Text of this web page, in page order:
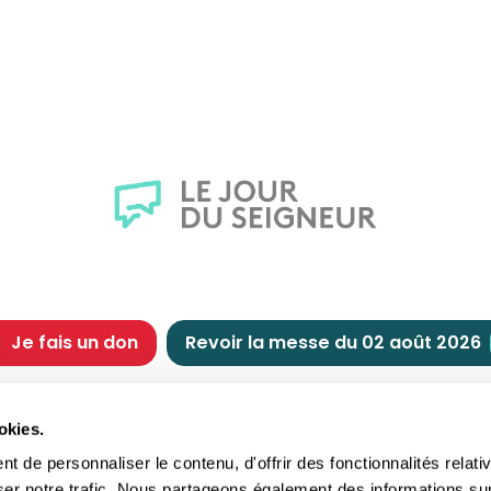
de personnaliser le contenu, d'offrir des fonctionnalités
Je fais un don Revoir la messe du 02 août 2026
chrétiennes
Comment nous